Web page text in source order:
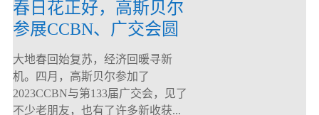
春日花正好，高斯贝尔
参展CCBN、广交会圆
满落幕！
大地春回始复苏，经济回暖寻新
机。四月，高斯贝尔参加了
2023CCBN与第133届广交会，见了
不少老朋友，也有了许多新收获...